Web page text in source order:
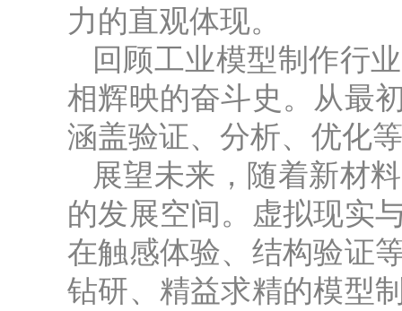
力的直观体现。
回顾工业模型制作行
相辉映的奋斗史。从最
涵盖验证、分析、优化
展望未来，随着新材
的发展空间。虚拟现实
在触感体验、结构验证
钻研、精益求精的模型